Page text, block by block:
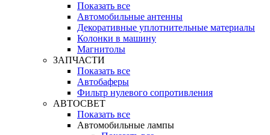
Показать все
Автомобильные антенны
Декоративные уплотнительные материалы
Колонки в машину
Магнитолы
ЗАПЧАСТИ
Показать все
Автобаферы
Фильтр нулевого сопротивления
АВТОСВЕТ
Показать все
Автомобильные лампы